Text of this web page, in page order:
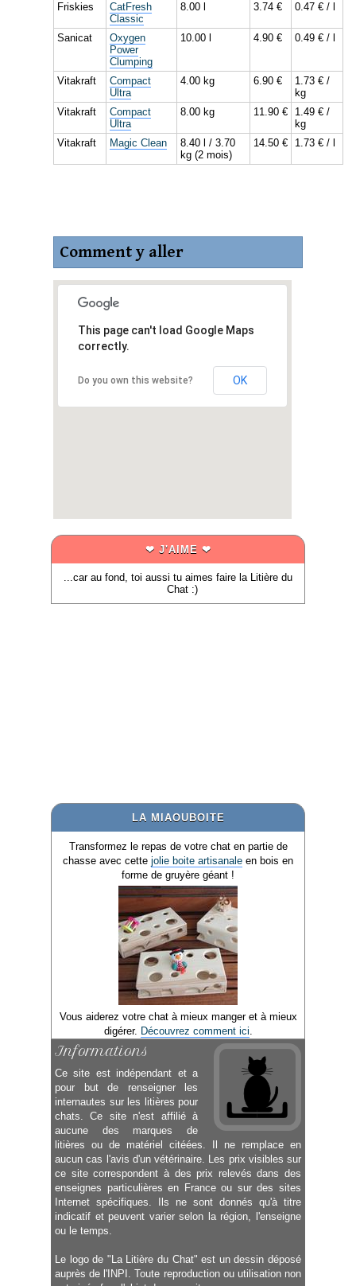
Friskies
CatFresh
Classic
8.00 l 3.74 € 0.47 € / l
Sanicat
Oxygen
Power
Clumping
10.00 l 4.90 € 0.49 € / l
Vitakraft
Compact
Ultra
4.00 kg 6.90 €
1.73 € /
kg
Vitakraft
Compact
Ultra
8.00 kg 11.90 €
1.49 € /
kg
Vitakraft
Magic Clean
8.40 l / 3.70
kg (2 mois)
14.50 € 1.73 € / l
Comment y aller
This page can't load Google Maps
correctly.
Do you own this website? OK
❤ J'AIME ❤
...car au fond, toi aussi tu aimes faire la Litière du
Chat :)
LA MIAOUBOITE
Transformez le repas de votre chat en partie de
chasse avec cette jolie boite artisanale en bois en
forme de gruyère géant !
Vous aiderez votre chat à mieux manger et à mieux
digérer. Découvrez comment ici.
Informations
Ce site est indépendant et a
pour but de renseigner les
internautes sur les litières pour
chats. Ce site n'est affilié à
aucune des marques de
litières ou de matériel citéées. Il ne remplace en
aucun cas l'avis d'un vétérinaire. Les prix visibles sur
ce site correspondent à des prix relevés dans des
enseignes particulières en France ou sur des sites
Internet spécifiques. Ils ne sont donnés qu'à titre
indicatif et peuvent varier selon la région, l'enseigne
ou le temps.
Le logo de "La Litière du Chat" est un dessin déposé
auprès de l'INPI. Toute reproduction ou utilisation non